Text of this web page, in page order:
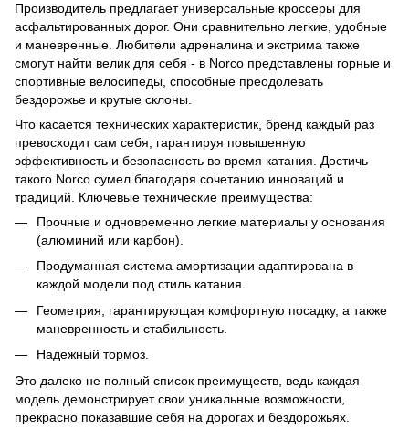
Производитель предлагает универсальные кроссеры для
асфальтированных дорог. Они сравнительно легкие, удобные
и маневренные. Любители адреналина и экстрима также
смогут найти велик для себя - в Norco представлены горные и
спортивные велосипеды, способные преодолевать
бездорожье и крутые склоны.
Что касается технических характеристик, бренд каждый раз
превосходит сам себя, гарантируя повышенную
эффективность и безопасность во время катания. Достичь
такого Norco сумел благодаря сочетанию инноваций и
традиций. Ключевые технические преимущества:
Прочные и одновременно легкие материалы у основания
(алюминий или карбон).
Продуманная система амортизации адаптирована в
каждой модели под стиль катания.
Геометрия, гарантирующая комфортную посадку, а также
маневренность и стабильность.
Надежный тормоз.
Это далеко не полный список преимуществ, ведь каждая
модель демонстрирует свои уникальные возможности,
прекрасно показавшие себя на дорогах и бездорожьях.